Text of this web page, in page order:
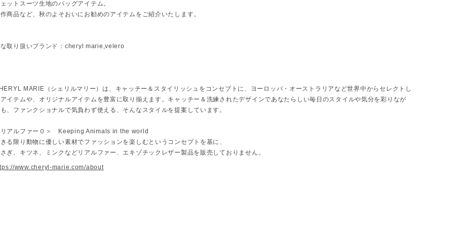
ットスーツ生地のバッグアイテム。
商品など、秋のよそおいにお勧めのアイテムをご紹介いたします。
な取り扱いブランド：cheryl marie,velero
MARIE（シェリルマリー）は、キャッチー＆スタイリッシュをコンセプトに、ヨーロッパ・オーストラリアなど世界中からセレクトし
イテムや、オリジナルアイテムを豊富に取り揃えます。キャッチー＆洗練されたデザインであなたらしい毎日のスタイルや気分を彩りなが
も、ファンクショナルで気負わず使える、そんなスタイルを提案しています。
リアルファー０＞ Keeping Animals in the world
る限り動物に優しい素材でファッションを楽しむというコンセプトを基に、
さぎ、キツネ、ミンクなどリアルファー、エキゾチックレザー製品を販売しておりません。
www.cheryl-marie.com/about